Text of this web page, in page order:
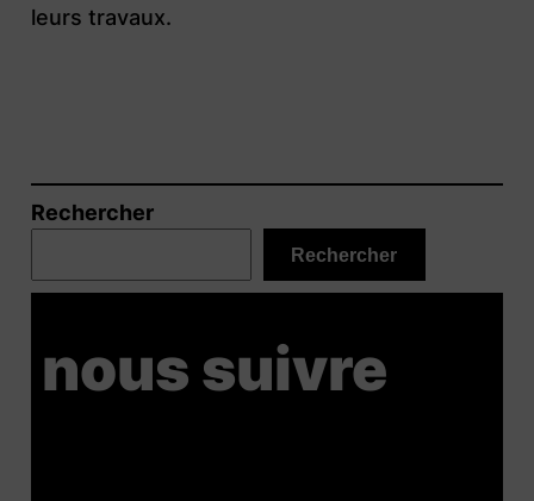
leurs travaux.
Rechercher
Rechercher
nous suivre